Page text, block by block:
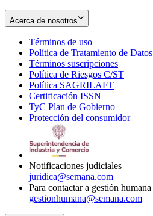
Acerca de nosotros
Términos de uso
in
new
window
Política de Tratamiento de Datos
Términos suscripciones
in
Política de Riesgos C/ST
Política SAGRILAFT
new
window
Certificación ISSN
in
new
TyC Plan de Gobierno
in
Protección del consumidorOpens
Notificaciones judiciales
juridica@semana.com
Para contactar a gestión humana
gestionhumana@semana.com